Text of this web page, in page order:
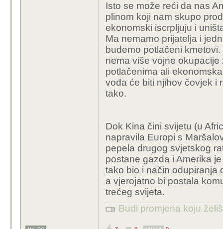
Isto se može reći da nas
plinom koji nam skupo
ekonomski iscrpljuju i
Ma nemamo prijatelja i
budemo potlačeni
nema više vojne
potlačenima ali
vođa će biti njihov čovjek i
tako.
Dok Kina čini svijetu (u
napravila Europi s
pepela drugog svjetskog
postane gazda i Amerika
tako bio i način odupiranja
a vjerojatno bi postala
trećeg svijeta.
Budi promjena koju